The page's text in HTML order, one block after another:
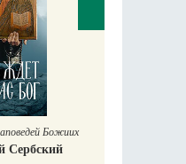
Божиих
Сербский